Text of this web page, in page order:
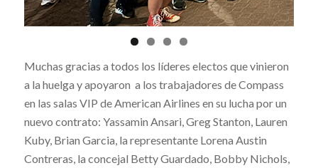
Muchas gracias a todos los líderes electos que vinieron
a la huelga y apoyaron a los trabajadores de Compass
en las salas VIP de American Airlines en su lucha por un
nuevo contrato: Yassamin Ansari, Greg Stanton, Lauren
Kuby, Brian Garcia, la representante Lorena Austin
Contreras, la concejal Betty Guardado, Bobby Nichols,